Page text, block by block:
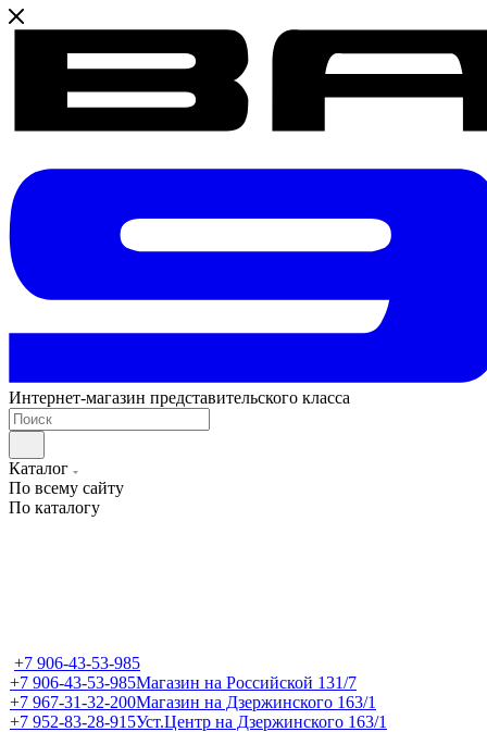
Интернет-магазин представительского класса
Каталог
По всему сайту
По каталогу
+7 906-43-53-985
+7 906-43-53-985Магазин на Российской 131/7
+7 967-31-32-200Магазин на Дзержинского 163/1
+7 952-83-28-915Уст.Центр на Дзержинского 163/1